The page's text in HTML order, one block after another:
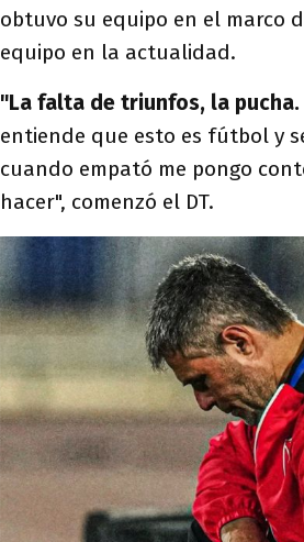
obtuvo su equipo en el marco
equipo en la actualidad.
"La falta de triunfos, la pucha.
entiende que esto es fútbol y
cuando empató me pongo
hacer", comenzó el DT.